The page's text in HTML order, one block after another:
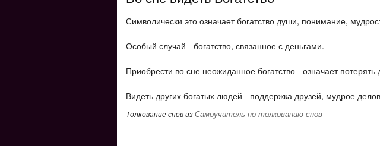
Символически это означает богатство души, понимание,
Особый случай - богатство, связанное с деньгами.
Приобрести во сне неожиданное богатство - означает потерять
Видеть других богатых людей - поддержка друзей, мудрое
Толкование снов изСамоучитель по толкованию снов